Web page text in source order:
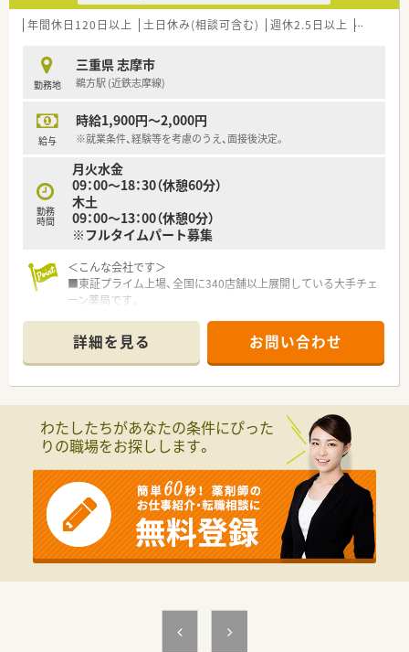
年間休日120日以上 土日休み(相談可含む) 週休2.5日以上 週32h以
勤務地
三重県 志摩市
鵜方駅 (近鉄志摩線)
給与
時給1,900円～2,000円
※就業条件、経験等を考慮のうえ、面接後決定。
勤務
時間
月火水金
09：00～18：30（休憩60分）
木土
09：00～13：00（休憩0分）
※フルタイムパート募集
＜こんな会社です＞
■東証プライム上場、全国に340店舗以上展開している大手チェ
ーン薬局です。
様々な形態の薬局を全国に展開しております。
■年間休日120日以上!福利厚生も充実しているので、安心して
働けます。
■ほぼ全店で「座り投薬」のためでしっかりと患者様に向き合っ
＜長く働くことができる環境です！＞
■特徴のひとつとして、近隣に複数店舗を展開していることが挙
近隣店舗で相互扶助関係を保つことで、急なお休みや薬剤の管
理、情報の共有などをスムーズに行うことができています。
■育休・育短の取得実績は100%！復帰率も96%と非常に高い水
準がございます。子育て世代の方も活躍できる環境がございま
す。
＜こんな方にオススメ！＞
★地域密着の薬局で働きたい方！
詳細を見る お問い合わせ
わたしたちがあなたの条件にぴった
りの職場をお探しします。